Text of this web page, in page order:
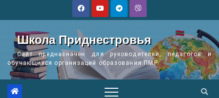
Школа Приднестровья
Сайт предназначен для руководителей, педагогов и
обучающихся организаций образования ПМР